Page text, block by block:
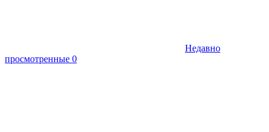
Недавно
просмотренные 0